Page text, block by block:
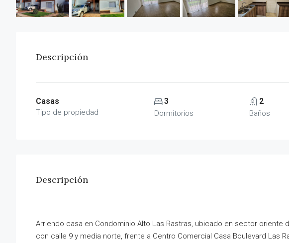
Descripción
Casas
Tipo de propiedad
3
Dormitorios
2
Baños
Descripción
Arriendo casa en Condominio Alto Las Rastras, ubicado en sector oriente
con calle 9 y media norte, frente a Centro Comercial Casa Boulevard Las